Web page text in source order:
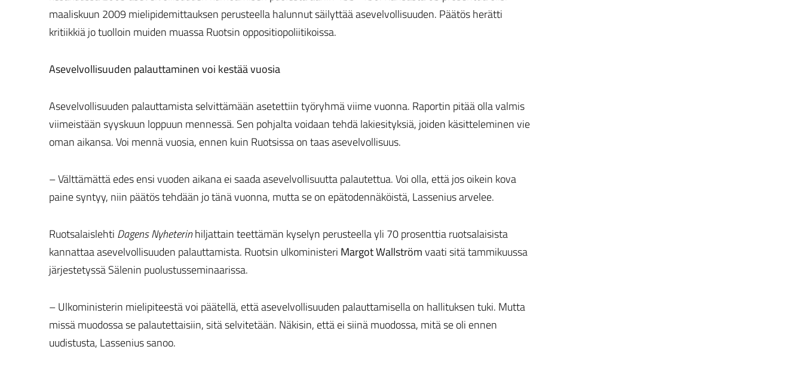
maaliskuun 2009 mielipidemittauksen perusteella halunnut säilyttää asevelvollisuuden. Päätös herätti
kritiikkiä jo tuolloin muiden muassa Ruotsin oppositiopoliitikoissa.
Asevelvollisuuden palauttaminen voi kestää vuosia
Asevelvollisuuden palauttamista selvittämään asetettiin työryhmä viime vuonna. Raportin pitää olla valmis
viimeistään syyskuun loppuun mennessä. Sen pohjalta voidaan tehdä lakiesityksiä, joiden käsitteleminen vie
oman aikansa. Voi mennä vuosia, ennen kuin Ruotsissa on taas asevelvollisuus.
– Välttämättä edes ensi vuoden aikana ei saada asevelvollisuutta palautettua. Voi olla, että jos oikein kova
paine syntyy, niin päätös tehdään jo tänä vuonna, mutta se on epätodennäköistä, Lassenius arvelee.
Ruotsalaislehti Dagens Nyheterinhiljattain teettämän kyselyn perusteella yli 70 prosenttia ruotsalaisista
kannattaa asevelvollisuuden palauttamista. Ruotsin ulkoministeri Margot Wallströmvaati sitä tammikuussa
järjestetyssä Sälenin puolustusseminaarissa.
– Ulkoministerin mielipiteestä voi päätellä, että asevelvollisuuden palauttamisella on hallituksen tuki. Mutta
missä muodossa se palautettaisiin, sitä selvitetään. Näkisin, että ei siinä muodossa, mitä se oli ennen
uudistusta, Lassenius sanoo.